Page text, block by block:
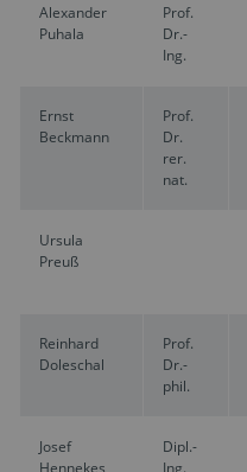
Alexander
Puhala
Prof.
Dr.-
Ing.
Ernst
Beckmann
Prof.
Dr.
rer.
nat.
Ursula
Preuß
Reinhard
Doleschal
Prof.
Dr.-
phil.
Josef
Hennekes
Dipl.-
Ing.